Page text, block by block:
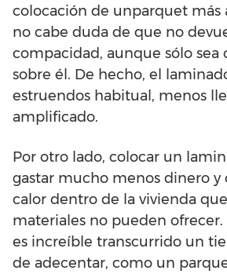
colocación de unparquet más
no cabe duda de que no
compacidad, aunque sólo sea
sobre él. De hecho, el
estruendos habitual, menos
amplificado.
Por otro lado, colocar un
gastar mucho menos dinero y
calor dentro de la vivienda
materiales no pueden ofrecer.
es increíble transcurrido un
de adecentar, como un